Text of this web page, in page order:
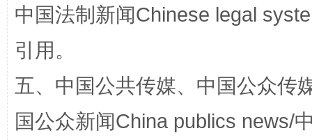
完善运行机制助力责任有效落实 一纸欠
中国法制新闻Chinese legal
引用。
五、中国公共传媒、中国公众传
国公众新闻China publics news/